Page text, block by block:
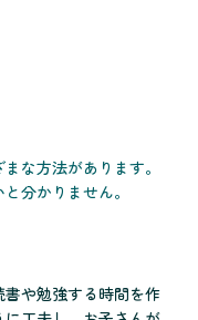
な方法があります。
分かりません。
や勉強する時間を作